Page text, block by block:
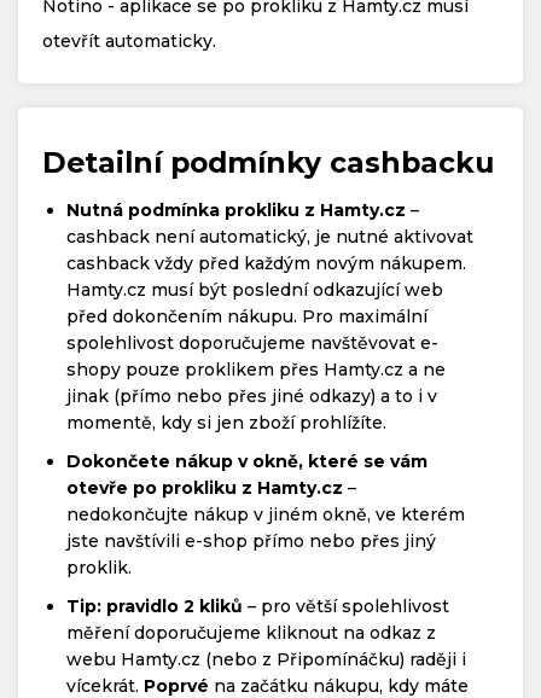
Notino - aplikace se po prokliku z Hamty.cz musí
otevřít automaticky.
Detailní podmínky cashbacku
Nutná podmínka prokliku z Hamty.cz –
cashback není automatický, je nutné aktivovat
cashback vždy před každým novým nákupem.
Hamty.cz musí být poslední odkazující web
před dokončením nákupu. Pro maximální
spolehlivost doporučujeme navštěvovat e-
shopy pouze proklikem přes Hamty.cz a ne
jinak (přímo nebo přes jiné odkazy) a to i v
momentě, kdy si jen zboží prohlížíte.
Dokončete nákup v okně, které se vám
otevře po prokliku z Hamty.cz –
nedokončujte nákup v jiném okně, ve kterém
jste navštívili e-shop přímo nebo přes jiný
proklik.
Tip: pravidlo 2 kliků – pro větší spolehlivost
měření doporučujeme kliknout na odkaz z
webu Hamty.cz (nebo z Připomínáčku) raději i
vícekrát. Poprvé na začátku nákupu, kdy máte